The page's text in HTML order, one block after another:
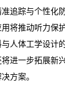
追踪与个性化
将推动听力保
人体工学设计
进一步拓展新
方案。